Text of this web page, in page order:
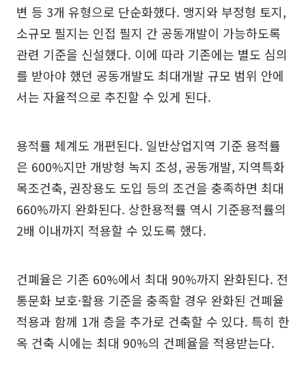
변 등 3개 유형으로 단순화했다. 맹지와 부정형 토지,
소규모 필지는 인접 필지 간 공동개발이 가능하도록
관련 기준을 신설했다. 이에 따라 기존에는 별도 심의
를 받아야 했던 공동개발도 최대개발 규모 범위 안에
서는 자율적으로 추진할 수 있게 된다.
용적률 체계도 개편된다. 일반상업지역 기준 용적률
은 600%지만 개방형 녹지 조성, 공동개발, 지역특화
목조건축, 권장용도 도입 등의 조건을 충족하면 최대
660%까지 완화된다. 상한용적률 역시 기준용적률의
2배 이내까지 적용할 수 있도록 했다.
건폐율은 기존 60%에서 최대 90%까지 완화된다. 전
통문화 보호·활용 기준을 충족할 경우 완화된 건폐율
적용과 함께 1개 층을 추가로 건축할 수 있다. 특히 한
옥 건축 시에는 최대 90%의 건폐율을 적용받는다.